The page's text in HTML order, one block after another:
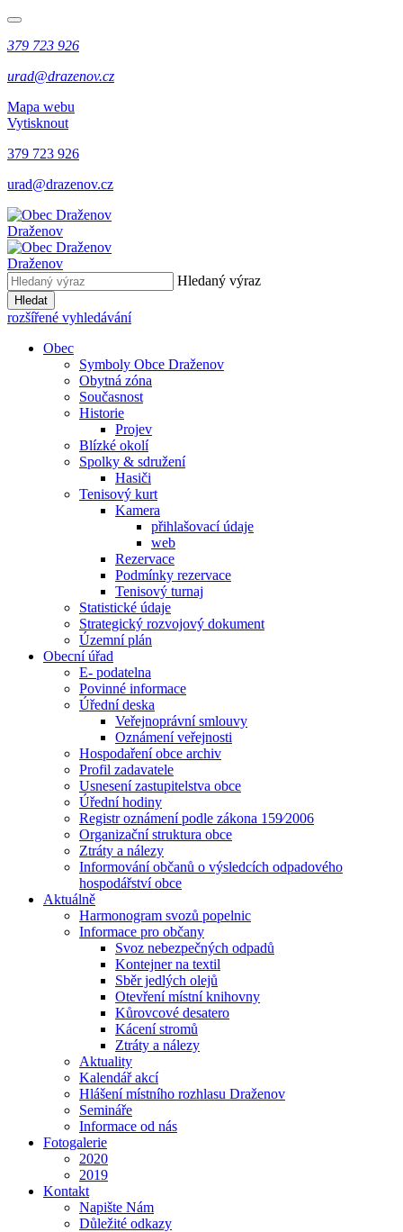
379 723 926
urad@drazenov.cz
Mapa webu
Vytisknout
379 723 926
urad@drazenov.cz
Draženov
Draženov
Hledaný výraz
Hledat
rozšířené vyhledávání
Obec
Symboly Obce Draženov
Obytná zóna
Současnost
Historie
Projev
Blízké okolí
Spolky & sdružení
Hasiči
Tenisový kurt
Kamera
přihlašovací údaje
web
Rezervace
Podmínky rezervace
Tenisový turnaj
Statistické údaje
Strategický rozvojový dokument
Územní plán
Obecní úřad
E- podatelna
Povinné informace
Úřední deska
Veřejnoprávní smlouvy
Oznámení veřejnosti
Hospodaření obce archiv
Profil zadavatele
Usnesení zastupitelstva obce
Úřední hodiny
Registr oznámení podle zákona 159⁄2006
Organizační struktura obce
Ztráty a nálezy
Informování občanů o výsledcích odpadového
hospodářství obce
Aktuálně
Harmonogram svozů popelnic
Informace pro občany
Svoz nebezpečných odpadů
Kontejner na textil
Sběr jedlých olejů
Otevření místní knihovny
Kůrovcové desatero
Kácení stromů
Ztráty a nálezy
Aktuality
Kalendář akcí
Hlášení místního rozhlasu Draženov
Semináře
Informace od nás
Fotogalerie
2020
2019
Kontakt
Napište Nám
Důležité odkazy